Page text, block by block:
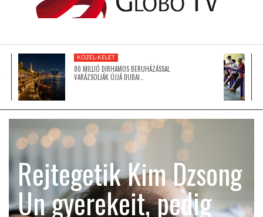
ÁZSIA
LATIN-AMERIKA
KÖZEL-KELET
KÖZEL-KELET
80 MILLIÓ DIRHAMOS BERUHÁZÁSSAL
VARÁZSOLJÁK ÚJJÁ DUBAI…
Rejtegetik Kim Dzsong
Un gyerekeit, pedig